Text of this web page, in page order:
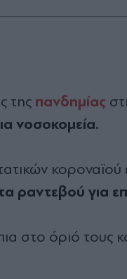
της πανδημίας
νοσοκομεία.
ραντεβού για
στο όριό